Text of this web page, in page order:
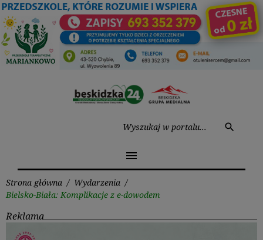
Przejdź
do
treści
search
menu
Strona główna / Wydarzenia /
Bielsko-Biała: Komplikacje z e-dowodem
Reklama